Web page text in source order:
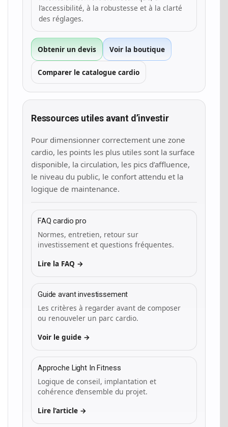
l’accessibilité, à la robustesse et à la clarté
des réglages.
Obtenir un devis Voir la boutique
Comparer le catalogue cardio
Ressources utiles avant d’investir
Pour dimensionner correctement une zone
cardio, les points les plus utiles sont la surface
disponible, la circulation, les pics d’affluence,
le niveau du public, le confort attendu et la
logique de maintenance.
FAQ cardio pro
Normes, entretien, retour sur
investissement et questions fréquentes.
Lire la FAQ →
Guide avant investissement
Les critères à regarder avant de composer
ou renouveler un parc cardio.
Voir le guide →
Approche Light In Fitness
Logique de conseil, implantation et
cohérence d’ensemble du projet.
Lire l’article →